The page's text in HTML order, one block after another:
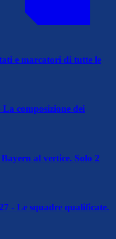
e marcatori di tutte le
La composizione dei
al vertice. Solo 2
- Le squadre qualificate.